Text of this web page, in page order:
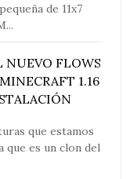
de 11x7
NUEVO FLOWS
1.16
que estamos
que es un clon del